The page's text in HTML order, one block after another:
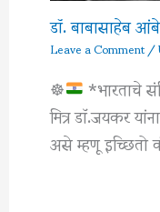
डॉ. बाबासाहेब
Leave a Comment/
☸ *भारताचे
मित्र डाॅ.जयकर
असे म्हणू इच्छितो